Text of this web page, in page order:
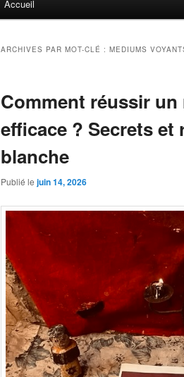
Accueil
ARCHIVES PAR MOT-CLÉ : MEDIUMS
Comment réussir un
efficace ? Secrets et
blanche
Publié le juin 14, 2026